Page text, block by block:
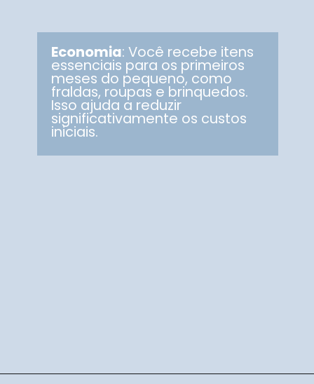
Economia: Você recebe itens
essenciais para os primeiros
meses do pequeno, como
fraldas, roupas e brinquedos.
Isso ajuda a reduzir
significativamente os custos
iniciais.